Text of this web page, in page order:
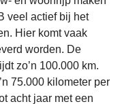
veel actief bij het
Hier komt vaak
worden. De
zo’n 100.000 km.
75.000 kilometer per
acht jaar met een